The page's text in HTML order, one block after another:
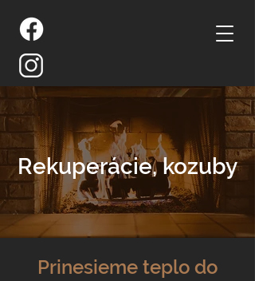
Rekuperácie, kozuby
Prinesieme teplo do